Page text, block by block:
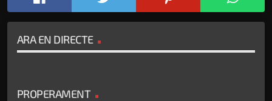
ARA EN DIRECTE
PROPERAMENT